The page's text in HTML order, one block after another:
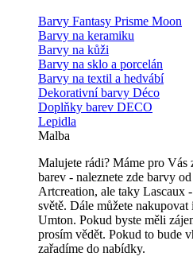
Barvy Fantasy Prisme Moon
Barvy na keramiku
Barvy na kůži
Barvy na sklo a porcelán
Barvy na textil a hedvábí
Dekorativní barvy Déco
Doplňky barev DECO
Lepidla
Malba
Malujete rádi? Máme pro
barev - naleznete zde barvy
Artcreation, ale taky Lascaux
světě. Dále můžete
Umton. Pokud byste měli
prosím vědět. Pokud to bude
zařadíme do nabídky.